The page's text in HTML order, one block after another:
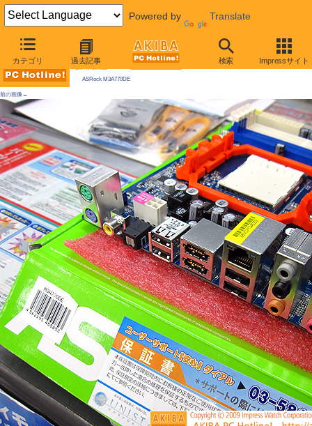
Powered by Translate
カテゴリ 過去記事 検索 Impressサイト
AKIBA PC Hotline! 2009年8月15日号
ASRock M3A770DE
前の画像←